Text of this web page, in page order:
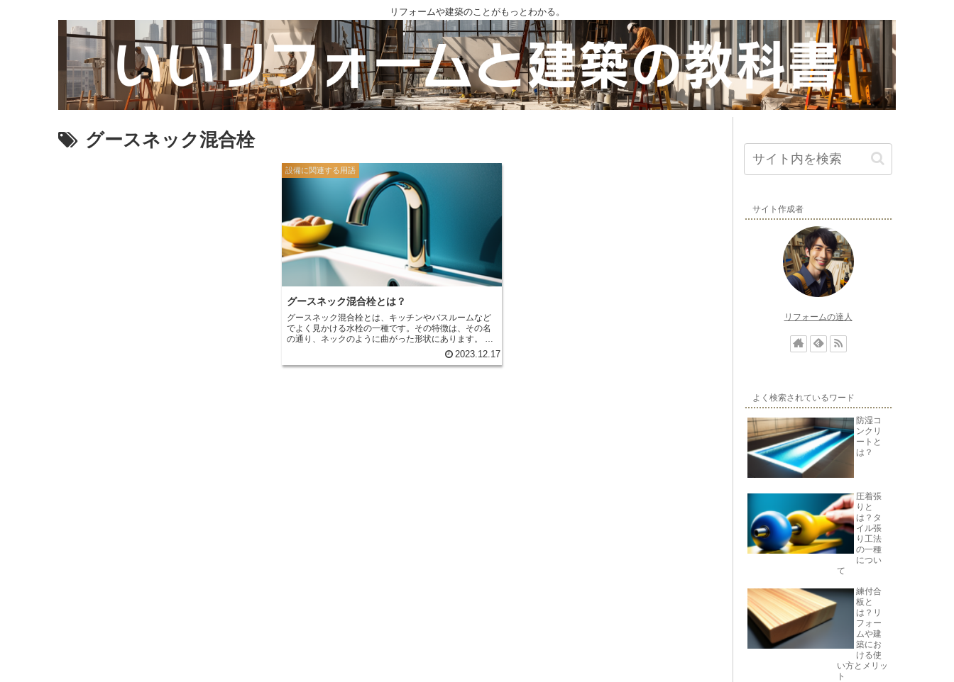
リフォームや建築のことがもっとわかる。
グースネック混合栓
設備に関連する用語
グースネック混合栓とは？
グースネック混合栓とは、キッチンやバスルームなど
でよく見かける水栓の一種です。その特徴は、その名
の通り、ネックのように曲がった形状にあります。 グ
ースネック混合栓の特徴の一つは、使いやすさです。
曲がった形状により、水流の向きを自由に調節するこ
とができます。例えば、鍋を洗う際には、水流を鍋の
2023.12.17
サイト作成者
リフォームの達人
よく検索されているワード
防湿コ
ンクリ
ートと
は？
圧着張
りと
は？タ
イル張
り工法
の一種
につい
て
練付合
板と
は？リ
フォー
ムや建
築にお
ける使
い方とメリッ
ト